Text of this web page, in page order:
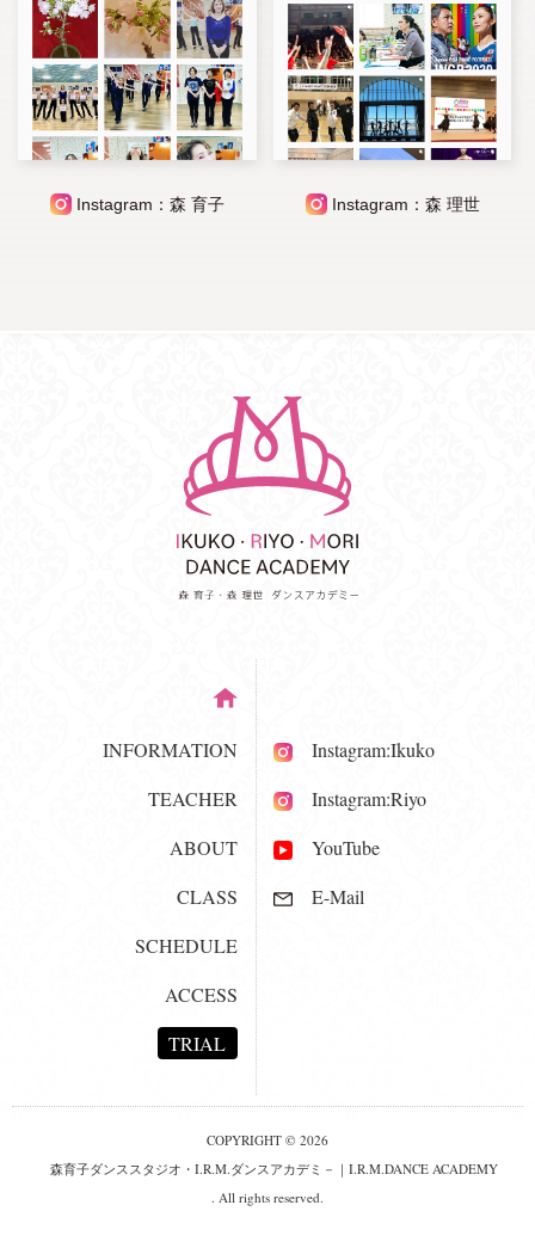
Instagram：森 育子 Instagram：森 理世
INFORMATION
TEACHER
ABOUT
CLASS
SCHEDULE
ACCESS
TRIAL
Instagram:Ikuko
Instagram:Riyo
YouTube
E-Mail
COPYRIGHT © 2026
森育子ダンススタジオ・I.R.M.ダンスアカデミ－｜I.R.M.DANCE ACADEMY
. All rights reserved.